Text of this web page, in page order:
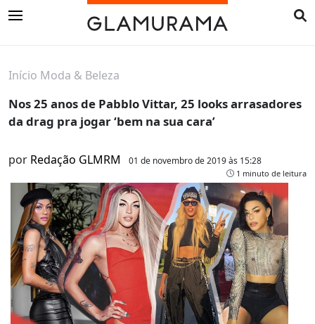
Início Moda & Beleza
Nos 25 anos de Pabblo Vittar, 25 looks arrasadores
da drag pra jogar ‘bem na sua cara’
por Redação GLMRM 01 de novembro de 2019 às 15:28
1 minuto de leitura